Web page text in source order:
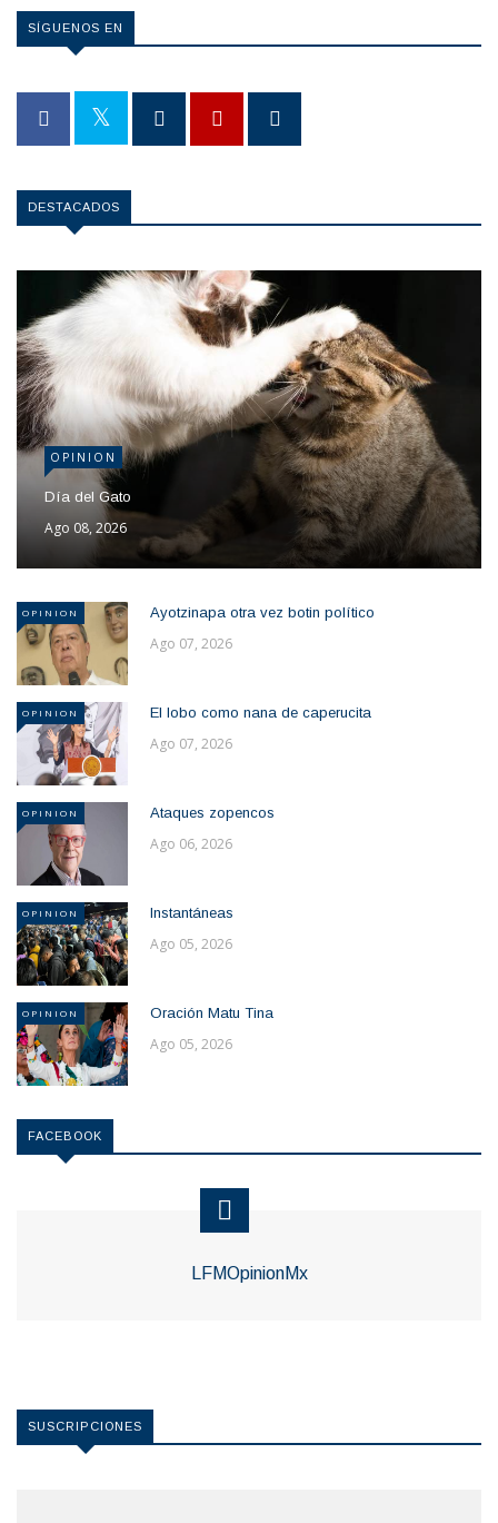
SÍGUENOS EN
DESTACADOS
OPINION
Día del Gato
Ago 08, 2026
OPINION Ayotzinapa otra vez botin político
Ago 07, 2026
OPINION El lobo como nana de caperucita
Ago 07, 2026
OPINION Ataques zopencos
Ago 06, 2026
OPINION Instantáneas
Ago 05, 2026
OPINION Oración Matu Tina
Ago 05, 2026
FACEBOOK
LFMOpinionMx
SUSCRIPCIONES